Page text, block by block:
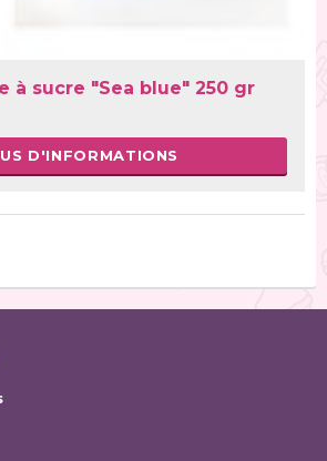
à sucre "Sea blue" 250 gr
D'INFORMATIONS